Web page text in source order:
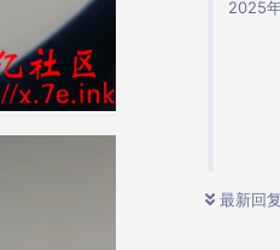
2025
最新回复